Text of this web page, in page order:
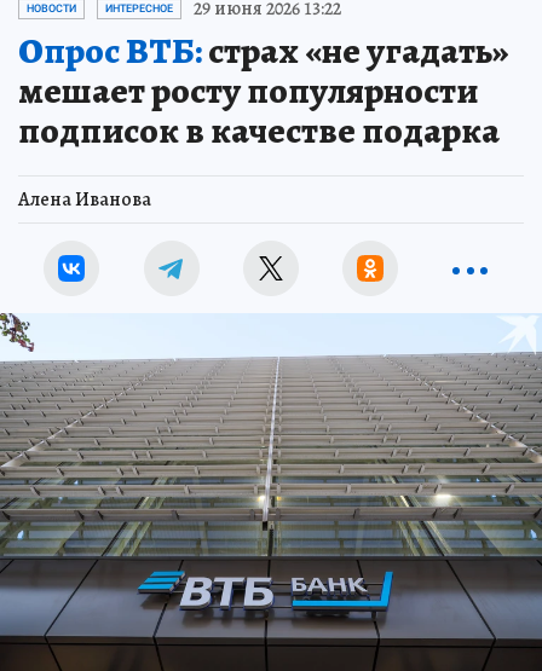
НОВОСТИ ИНТЕРЕСНОЕ 29 июня 2026 13:22
Опрос ВТБ:страх «не угадать»
мешает росту популярности
подписок в качестве подарка
Алена Иванова